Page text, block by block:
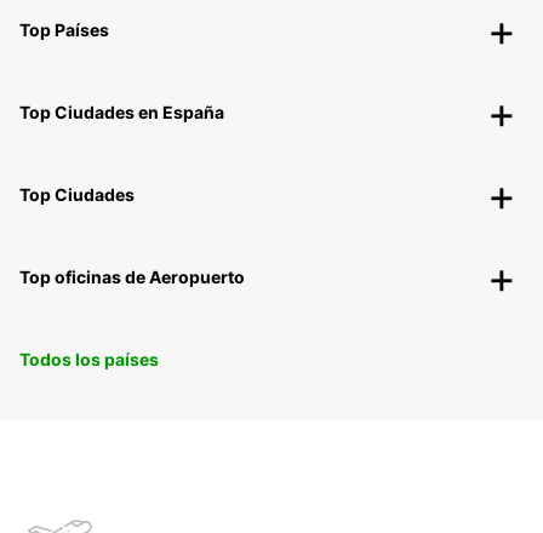
Top Países
Top Ciudades en España
Top Ciudades
Top oficinas de Aeropuerto
Todos los países